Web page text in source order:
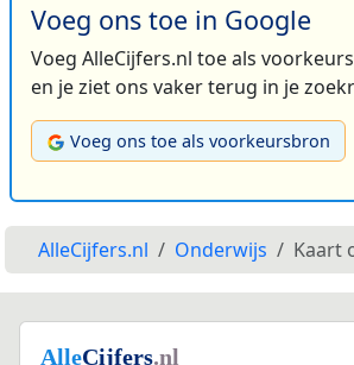
Voeg ons toe in Google
Voeg AlleCijfers.nl toe als
en je ziet ons vaker terug in je
Voeg ons toe als voorkeursbron
AlleCijfers.nl Onderwijs Kaart